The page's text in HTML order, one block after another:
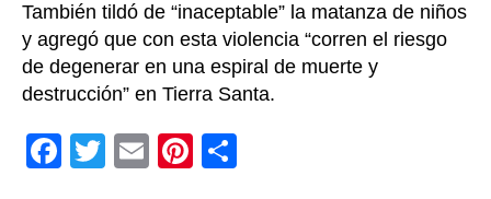
También tildó de “inaceptable” la matanza de niños
y agregó que con esta violencia “corren el riesgo
de degenerar en una espiral de muerte y
destrucción” en Tierra Santa.
F
T
E
Pi